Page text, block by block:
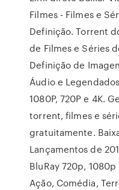
Filmes - Filmes e
Definição. Torrent
de Filmes e Séries
Definição de
Áudio e
1080P, 720P e 4K.
torrent, filmes e
gratuitamente.
Lançamentos de
BluRay 720p,
Ação, Comédia,